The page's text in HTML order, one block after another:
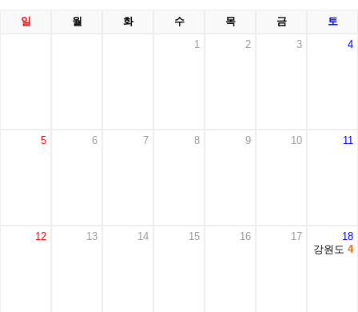
일 월 화 수 목 금
토
1
2 3 4
5 6 7 8 9 10 11
12 13 14 15 16 17
18
강원도 4